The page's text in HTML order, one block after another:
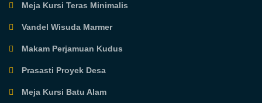
Meja Kursi Teras Minimalis
Vandel Wisuda Marmer
Makam Perjamuan Kudus
Prasasti Proyek Desa
Meja Kursi Batu Alam